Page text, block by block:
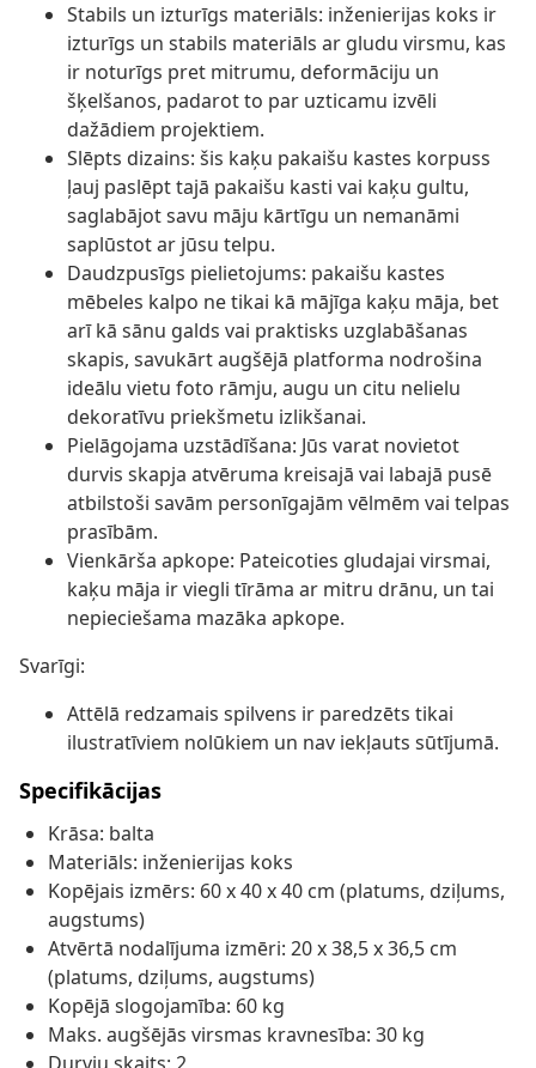
Stabils un izturīgs materiāls: inženierijas koks ir
izturīgs un stabils materiāls ar gludu virsmu, kas
ir noturīgs pret mitrumu, deformāciju un
šķelšanos, padarot to par uzticamu izvēli
dažādiem projektiem.
Slēpts dizains: šis kaķu pakaišu kastes korpuss
ļauj paslēpt tajā pakaišu kasti vai kaķu gultu,
saglabājot savu māju kārtīgu un nemanāmi
saplūstot ar jūsu telpu.
Daudzpusīgs pielietojums: pakaišu kastes
mēbeles kalpo ne tikai kā mājīga kaķu māja, bet
arī kā sānu galds vai praktisks uzglabāšanas
skapis, savukārt augšējā platforma nodrošina
ideālu vietu foto rāmju, augu un citu nelielu
dekoratīvu priekšmetu izlikšanai.
Pielāgojama uzstādīšana: Jūs varat novietot
durvis skapja atvēruma kreisajā vai labajā pusē
atbilstoši savām personīgajām vēlmēm vai telpas
prasībām.
Vienkārša apkope: Pateicoties gludajai virsmai,
kaķu māja ir viegli tīrāma ar mitru drānu, un tai
nepieciešama mazāka apkope.
Svarīgi:
Attēlā redzamais spilvens ir paredzēts tikai
ilustratīviem nolūkiem un nav iekļauts sūtījumā.
Specifikācijas
Krāsa: balta
Materiāls: inženierijas koks
Kopējais izmērs: 60 x 40 x 40 cm (platums, dziļums,
augstums)
Atvērtā nodalījuma izmēri: 20 x 38,5 x 36,5 cm
(platums, dziļums, augstums)
Kopējā slogojamība: 60 kg
Maks. augšējās virsmas kravnesība: 30 kg